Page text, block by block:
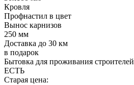
Кровля
Профнастил в цвет
Вынос карнизов
250 мм
Доставка до 30 км
в подарок
Бытовка для проживания строителей
ЕСТЬ
Старая цена: